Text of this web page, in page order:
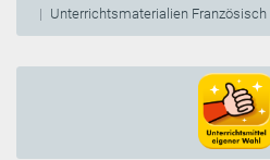
Unterrichtsmaterialien Französisch